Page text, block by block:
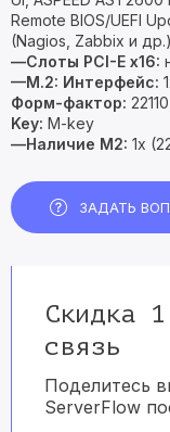
Remote BIOS/UEFI
(Nagios, Zabbix и др.)
—Слоты PCI-E х16:
—M.2: Интерфейс:
Форм-фактор:
Key: M-key
—Наличие M2: 1x
ЗАДАТЬ
Скидка
связь
Поделитесь
ServerFlow